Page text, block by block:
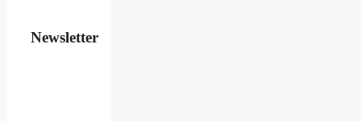
Newsletter